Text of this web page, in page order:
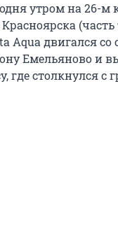
утром на 26-м
Aqua двигался со
Емельяново и
где столкнулся с